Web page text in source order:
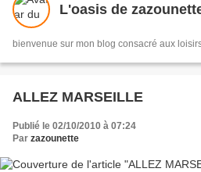
L'oasis de
bienvenue sur mon blog consacré aux
ALLEZ MARSEILLE
Publié le 02/10/2010 à 07:24
Par zazounette